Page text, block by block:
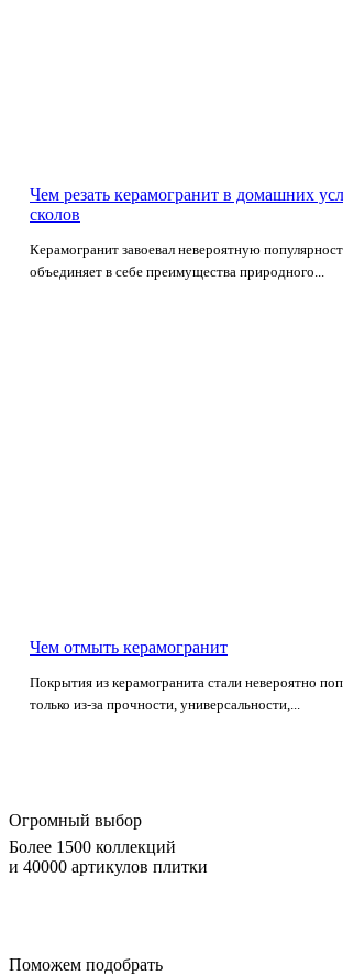
Чем резать керамогранит в домашних
сколов
Керамогранит завоевал невероятную
объединяет в себе преимущества природного...
Чем отмыть керамогранит
Покрытия из керамогранита стали невероятно
только из-за прочности, универсальности,...
Огромный выбор
Более 1500 коллекций
и 40000 артикулов плитки
Поможем подобрать